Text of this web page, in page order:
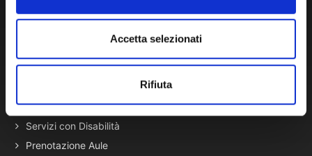
Accetta selezionati
Rifiuta
Bacheca di Ateneo - Bandi e Concorsi
Gare Telematiche (U-Buy) ed Elenco Operatori Economici
Elenco siti tematici
Servizi con Disabilità
Prenotazione Aule